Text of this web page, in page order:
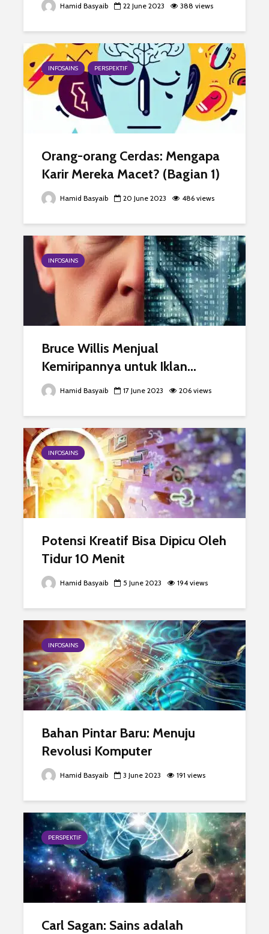
Hamid Basyaib 22 June 2023 388 views
INFOSAINS PERSPEKTIF
Orang-orang Cerdas: Mengapa
Karir Mereka Macet? (Bagian 1)
Hamid Basyaib 20 June 2023 486 views
INFOSAINS
Bruce Willis Menjual
Kemiripannya untuk Iklan...
Hamid Basyaib 17 June 2023 206 views
INFOSAINS
Potensi Kreatif Bisa Dipicu Oleh
Tidur 10 Menit
Hamid Basyaib 5 June 2023 194 views
INFOSAINS
Bahan Pintar Baru: Menuju
Revolusi Komputer
Hamid Basyaib 3 June 2023 191 views
PERSPEKTIF
Carl Sagan: Sains adalah